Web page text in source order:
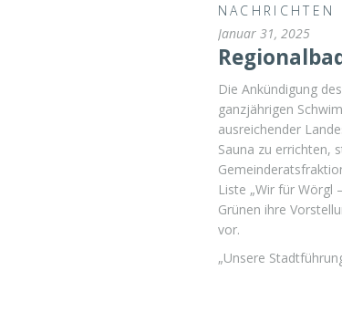
NACHRICHTEN
Januar 31, 2025
Die Ankündigung
ganzjährigen
ausreichender
Sauna zu errichten,
Liste „Wir für Wörgl
Grünen ihre
vor.
„Unsere